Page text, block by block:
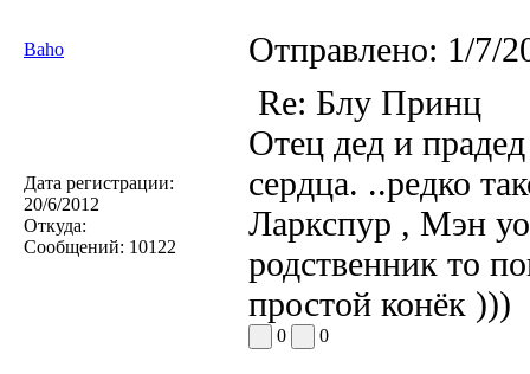
Baho Отправлено: 1/7/
Дата регистрации:
20/6/2012
Откуда:
Сообщений: 10122
Re: Блу Принц
Отец дед и
сердца. ..редко
Ларкспур , Мэн
родственник то
простой конёк )))
0 0